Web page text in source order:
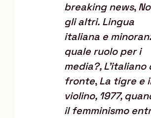
breaking news,
gli altri. Lingua
italiana e
quale ruolo per i
media?, L’italiano
fronte,La tigre e
violino, 1977,
il femminismo